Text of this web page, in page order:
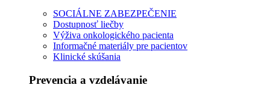
SOCIÁLNE ZABEZPEČENIE
Dostupnosť liečby
Výživa onkologického pacienta
Informačné materiály pre pacientov
Klinické skúšania
Prevencia a vzdelávanie